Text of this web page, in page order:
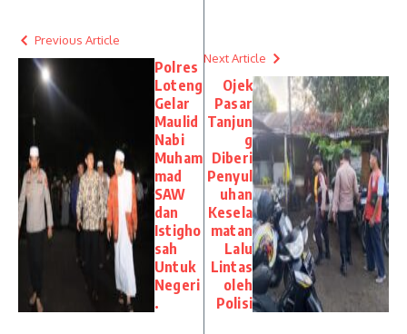
Previous Article
Polres
Loteng
Gelar
Maulid
Nabi
Muham
mad
SAW
dan
Istigho
sah
Untuk
Negeri
.
Next Article
Ojek
Pasar
Tanjun
g
Diberi
Penyul
uhan
Kesela
matan
Lalu
Lintas
oleh
Polisi